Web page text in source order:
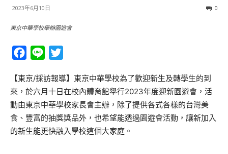
2023年6月10日 0
東京中華學校舉辦園遊會
Facebook
Line
【東京/採訪報導】東京中華學校為了歡迎新生及轉學生的到
來，於六月十日在校內體育館舉行2023年度迎新園遊會，活
動由東京中華學校家長會主辦，除了提供各式各樣的台灣美
食、豐富的抽獎獎品外，也希望能透過園遊會活動，讓新加入
的新生能更快融入學校這個大家庭。